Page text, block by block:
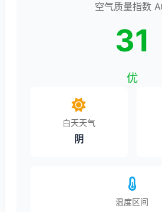
空气质量指数
31
优
白天天气
阴
温度区间